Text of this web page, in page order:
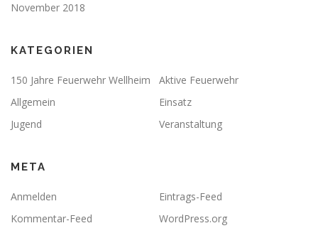
November 2018
KATEGORIEN
150 Jahre Feuerwehr Wellheim
Aktive Feuerwehr
Allgemein
Einsatz
Jugend
Veranstaltung
META
Anmelden
Eintrags-Feed
Kommentar-Feed
WordPress.org